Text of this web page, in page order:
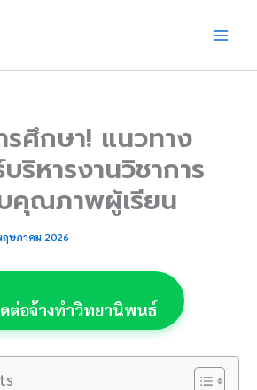
รศึกษา! แนวทาง
ริหารงานวิชาการ
คุณภาพผู้เรียน
ษภาคม 2026
ต่อจ้างทำวิทยานิพนธ์